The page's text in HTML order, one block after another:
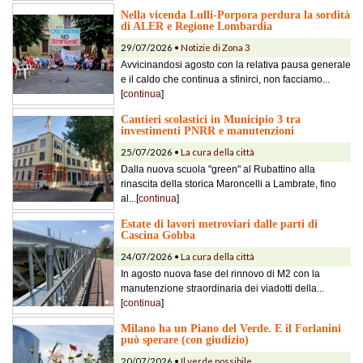
Nella vicenda Lulli-Porpora perdura la sordità
di ALER e Regione Lombardia
29/07/2026 • Notizie di Zona 3
Avvicinandosi agosto con la relativa pausa generale
e il caldo che continua a sfinirci, non facciamo...
[continua]
Cantieri scolastici in Municipio 3 tra
investimenti PNRR e manutenzioni
25/07/2026 • La cura della città
Dalla nuova scuola "green" al Rubattino alla
rinascita della storica Maroncelli a Lambrate, fino
al...[continua]
Estate di lavori metroviari dalle parti di
Cascina Gobba
24/07/2026 • La cura della città
In agosto nuova fase del rinnovo di M2 con la
manutenzione straordinaria dei viadotti della...
[continua]
Milano ha un Piano del Verde. E il Forlanini
può sperare (con giudizio)